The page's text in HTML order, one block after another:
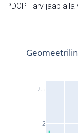
PDOP-i arv jääb alla
2
2.5